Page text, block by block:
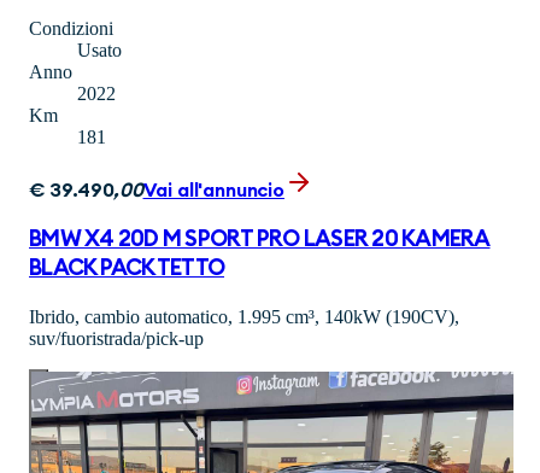
Condizioni
Usato
Anno
2022
Km
181
€ 39.490,00Vai all'annuncio
BMW X4 20D M SPORT PRO LASER 20 KAMERA
BLACK PACK TETTO
Ibrido, cambio automatico, 1.995 cm³, 140kW (190CV),
suv/fuoristrada/pick-up